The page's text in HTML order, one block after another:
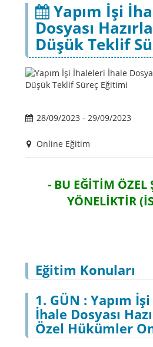
Yapım İşi
Dosyası
Düşük Teklif
28/09/2023 - 29/09/2023
Online Eğitim
- BU EĞİTİM ÖZEL
YÖNELİKTİR
Eğitim Konuları
1. GÜN : Yapım
İhale Dosyası
Özel Hükümler